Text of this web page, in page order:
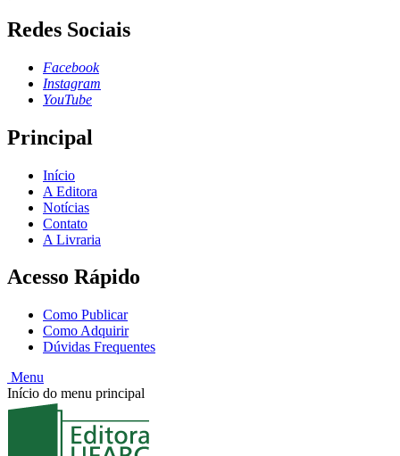
Redes Sociais
Facebook
Instagram
YouTube
Principal
Início
A Editora
Notícias
Contato
A Livraria
Acesso Rápido
Como Publicar
Como Adquirir
Dúvidas Frequentes
Menu
Início do menu principal